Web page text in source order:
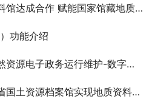
合作 赋能国家馆藏地质资料数据库运维
功能介绍
运行维护-数字档案管理系统升级维护项目
档案馆实现地质资料管理系统全面升级